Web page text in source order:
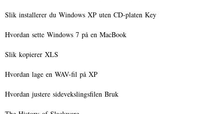
Slik installerer du Windows XP uten CD-platen Key
Hvordan sette Windows 7 på en MacBook
Slik kopierer XLS
Hvordan lage en WAV-fil på XP
Hvordan justere sidevekslingsfilen Bruk